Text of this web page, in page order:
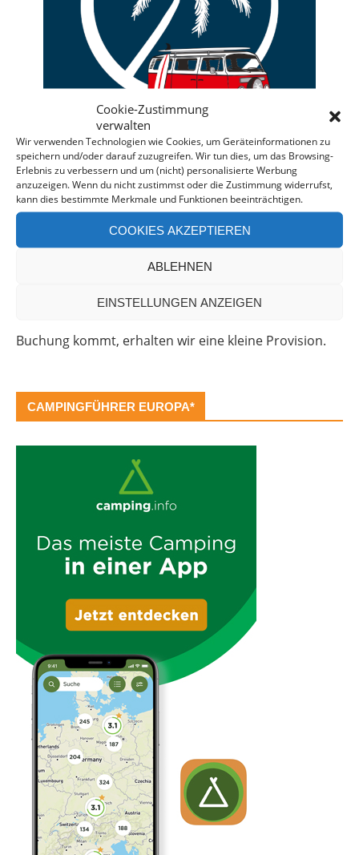
Cookie-Zustimmung
verwalten
Wir verwenden Technologien wie Cookies, um Geräteinformationen zu
speichern und/oder darauf zuzugreifen. Wir tun dies, um das Browsing-
Erlebnis zu verbessern und um (nicht) personalisierte Werbung
anzuzeigen. Wenn du nicht zustimmst oder die Zustimmung widerrufst,
kann dies bestimmte Merkmale und Funktionen beeinträchtigen.
COOKIES AKZEPTIEREN
ABLEHNEN
EINSTELLUNGEN ANZEIGEN
Deine individuelle Beratung bei der Campermiete
in Deutschland und Europa.
Bei einer Anfrage über diesen Banner erhältst Du
Rabatt! *
Offenlegung: Die Anfrage bei der Camper Oase ist
Buchung kommt, erhalten wir eine kleine Provision.
CAMPINGFÜHRER EUROPA*